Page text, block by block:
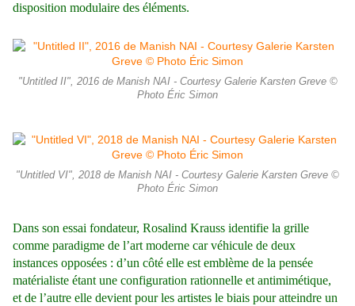
disposition modulaire des éléments.
"Untitled II", 2016 de Manish NAI - Courtesy Galerie Karsten Greve ©
Photo Éric Simon
"Untitled VI", 2018 de Manish NAI - Courtesy Galerie Karsten Greve ©
Photo Éric Simon
Dans son essai fondateur, Rosalind Krauss identifie la grille
comme paradigme de l’art moderne car véhicule de deux
instances opposées : d’un côté elle est emblème de la pensée
matérialiste étant une configuration rationnelle et antimimétique,
et de l’autre elle devient pour les artistes le biais pour atteindre un